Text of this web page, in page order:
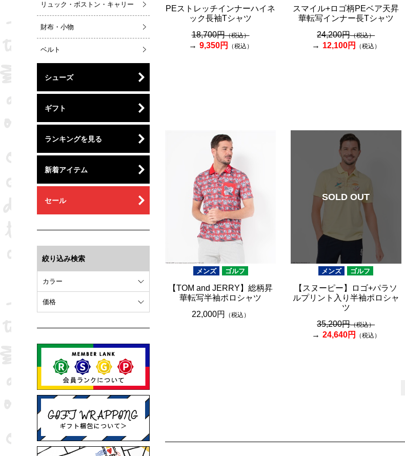
リュック・ボストン・キャリー
財布・小物
ベルト
シューズ
ギフト
ランキングを見る
新着アイテム
セール
絞り込み検索
カラー
ピンク
ブラック
ブルー
グリーン
イエロー
グレー
価格
20,001円 ～
PEストレッチインナーハイネ
ック長袖Tシャツ
18,700円（税込）
9,350円 （税込）
スマイル+ロゴ柄PEベア天昇
華転写インナー長Tシャツ
24,200円（税込）
12,100円 （税込）
メンズ ゴルフ
【TOM and JERRY】総柄昇
華転写半袖ポロシャツ
22,000円
（税込）
SOLD OUT
メンズ ゴルフ
【スヌーピー】ロゴ+パラソ
ルプリント入り半袖ポロシャ
ツ
35,200円（税込）
24,640円 （税込）